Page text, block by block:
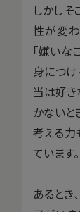
しかし
性が変
「嫌いな
身につけ
当は好き
かないと
考える力
ています。
あるとき